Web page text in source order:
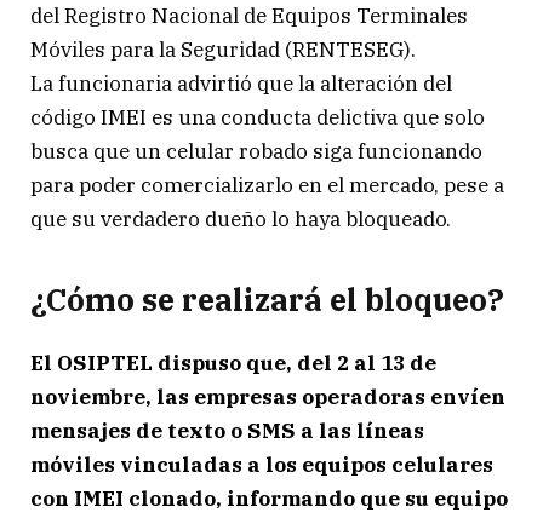
del Registro Nacional de Equipos Terminales
Móviles para la Seguridad (RENTESEG).
La funcionaria advirtió que la alteración del
código IMEI es una conducta delictiva que solo
busca que un celular robado siga funcionando
para poder comercializarlo en el mercado, pese a
que su verdadero dueño lo haya bloqueado.
¿Cómo se realizará el bloqueo?
El OSIPTEL dispuso que, del 2 al 13 de
noviembre, las empresas operadoras envíen
mensajes de texto o SMS a las líneas
móviles vinculadas a los equipos celulares
con IMEI clonado, informando que su equipo